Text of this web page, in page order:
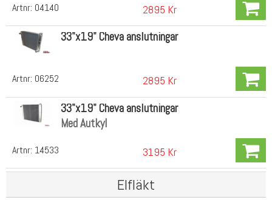
Artnr: 04140 2895 Kr
Artnr: 06252
33"x19" Cheva anslutningar
2895 Kr
Artnr: 14533
33"x19" Cheva anslutningar
Med Autkyl
3195 Kr
Elfläkt